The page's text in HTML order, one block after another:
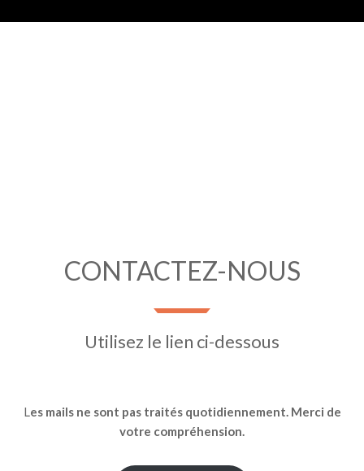
CONTACTEZ-NOUS
Utilisez le lien ci-dessous
Les mails ne sont pas traités quotidiennement. Merci de
votre compréhension.